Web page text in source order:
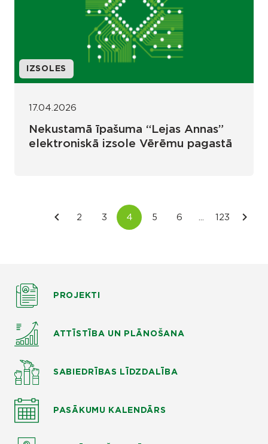
IZSOLES
17.04.2026
Nekustamā īpašuma “Lejas Annas”
elektroniskā izsole Vērēmu pagastā
PROJEKTI
ATTĪSTĪBA UN PLĀNOŠANA
SABIEDRĪBAS LĪDZDALĪBA
PASĀKUMU KALENDĀRS